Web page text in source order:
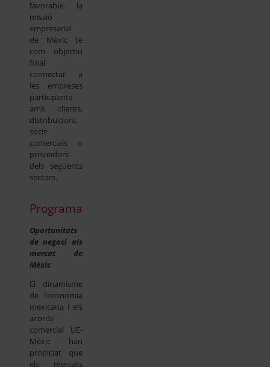
favorable, la
missió
empresarial
de Mèxic te
com objectiu
final
connectar a
les empreses
participants
amb clients,
distribuïdors,
socis
comercials o
proveïdors
dels següents
sectors.
Programa
Oportunitats
de negoci als
mercat de
Mèxic
El dinamisme
de l’economia
mexicana i els
acords
comercial UE-
Mèxic han
propiciat que
els mercats